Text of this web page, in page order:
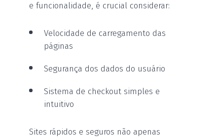
e funcionalidade, é crucial considerar:
Velocidade de carregamento das
páginas
Segurança dos dados do usuário
Sistema de checkout simples e
intuitivo
Sites rápidos e seguros não apenas